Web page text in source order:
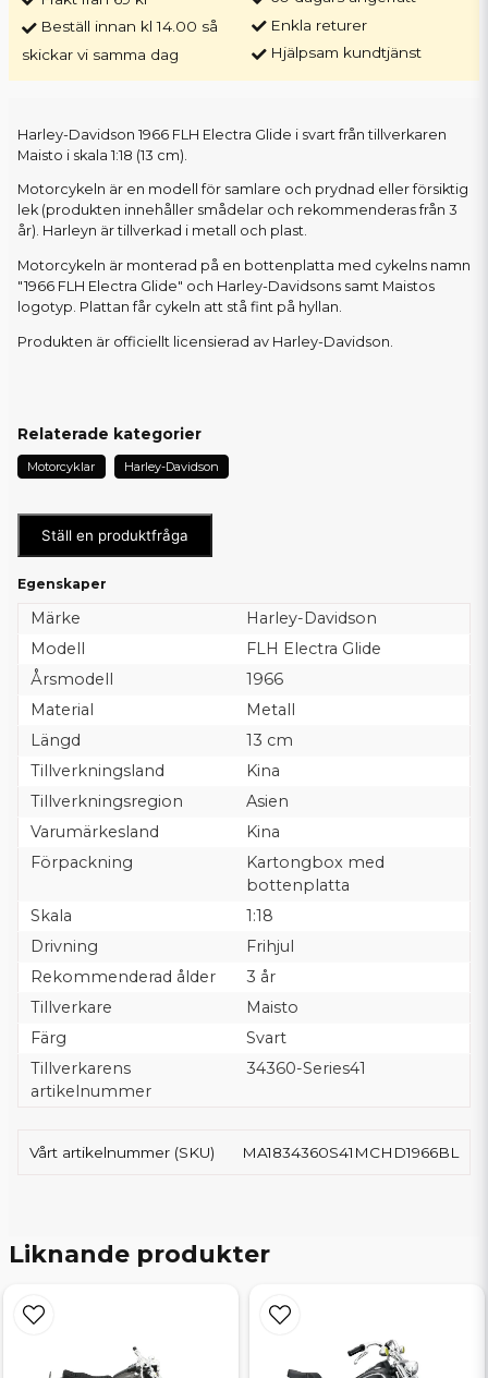
Beställ innan kl 14.00 så
skickar vi samma dag
Enkla returer
Hjälpsam kundtjänst
Harley-Davidson 1966 FLH Electra Glide i svart från tillverkaren
Maisto i skala 1:18 (13 cm).
Motorcykeln är en modell för samlare och prydnad eller försiktig
lek (produkten innehåller smådelar och rekommenderas från 3
år). Harleyn är tillverkad i metall och plast.
Motorcykeln är monterad på en bottenplatta med cykelns namn
"1966 FLH Electra Glide" och Harley-Davidsons samt Maistos
logotyp. Plattan får cykeln att stå fint på hyllan.
Produkten är officiellt licensierad av Harley-Davidson.
Relaterade kategorier
Motorcyklar Harley-Davidson
Ställ en produktfråga
Egenskaper
Märke
Harley-Davidson
Modell
FLH Electra Glide
Årsmodell
1966
Material
Metall
Längd
13 cm
Tillverkningsland
Kina
Tillverkningsregion
Asien
Varumärkesland
Kina
Förpackning
Kartongbox med
bottenplatta
Skala
1:18
Drivning
Frihjul
Rekommenderad ålder
3 år
Tillverkare
Maisto
Färg
Svart
Tillverkarens
artikelnummer
34360-Series41
Vårt artikelnummer (SKU) MA1834360S41MCHD1966BL
Liknande produkter